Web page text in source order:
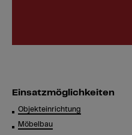
Einsatzmöglichkeiten
Objekteinrichtung
Möbelbau